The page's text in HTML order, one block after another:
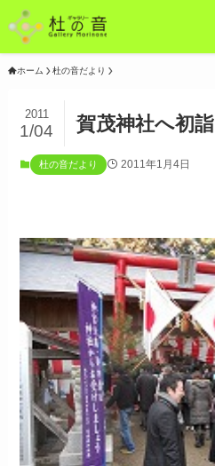
ホーム 杜の音だより
賀茂神社へ初詣
2011
1/04
杜の音だより 2011年1月4日